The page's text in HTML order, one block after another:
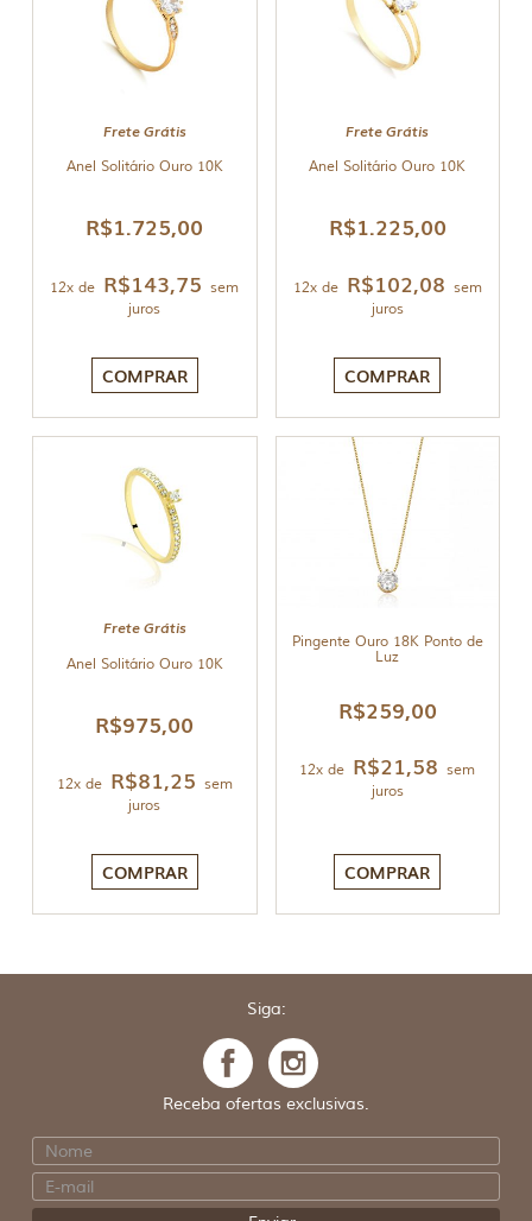
Frete Grátis
Anel Solitário Ouro 10K
R$1.725,00
12x de R$143,75 sem
juros
COMPRAR
Frete Grátis
Anel Solitário Ouro 10K
R$1.225,00
12x de R$102,08 sem
juros
COMPRAR
Frete Grátis
Anel Solitário Ouro 10K
R$975,00
12x de R$81,25 sem
juros
COMPRAR
Pingente Ouro 18K Ponto de
Luz
R$259,00
12x de R$21,58 sem
juros
COMPRAR
Siga:
Receba ofertas exclusivas.